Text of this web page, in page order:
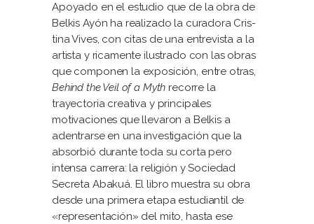
Apoyado en el estudio que de la obra de
Belkis Ayón ha realizado la curadora Cris­
tina Vives, con citas de una entrevista a la
artista y ricamente ilustrado con las obras
que componen la exposición, entre otras,
Behind the Veil of a Myth recorre la
trayectoria creativa y principales
motivacio­nes que llevaron a Belkis a
adentrarse en una investigación que la
absorbió durante toda su corta pero
intensa carrera: la religión y Sociedad
Secreta Abakuá. El libro muestra su obra
desde una primera etapa estudiantil de
«representación» del mito, hasta ese